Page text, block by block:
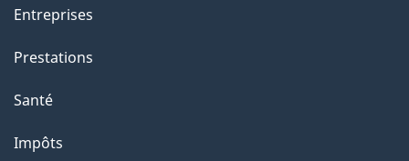
Entreprises
Prestations
Santé
Impôts